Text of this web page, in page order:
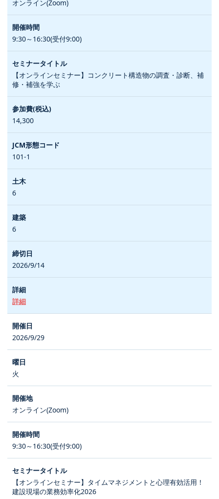
オンライン(Zoom)
9:30～16:30(受付9:00)
【オンラインセミナー】コンクリート構造物の調査・診断、補
修・補強を学ぶ
14,300
101-1
6
6
2026/9/14
詳細
2026/9/29
火
オンライン(Zoom)
9:30～16:30(受付9:00)
【オンラインセミナー】タイムマネジメントと心理有効活用！
建設現場の業務効率化2026